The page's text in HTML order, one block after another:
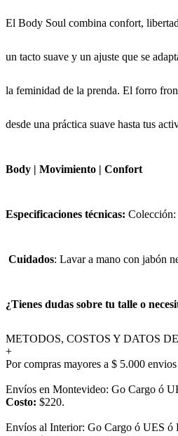
El Body Soul combina confort,
un tacto suave y un ajuste que se
la feminidad de la prenda. El forro
desde una práctica suave hasta tus
Body | Movimiento | Confort
Especificaciones técnicas:
Cuidados: Lavar a mano con jabón
¿Tienes dudas sobre tu talle o
METODOS, COSTOS Y DATOS
+
Por compras mayores a $ 5.000
Envíos en Montevideo: Go Cargo ó
Costo: $220.
Envíos al Interior: Go Cargo ó UES ó